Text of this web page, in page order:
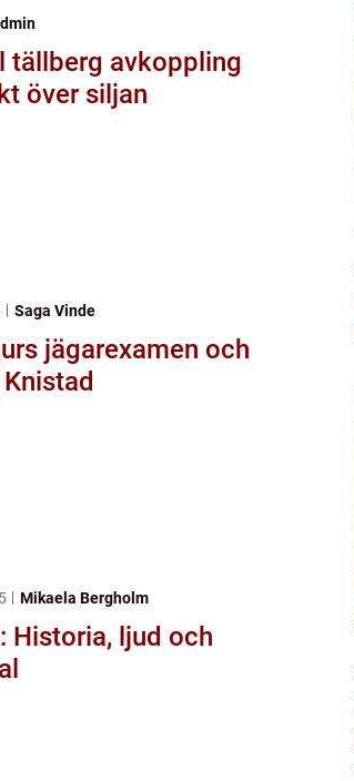
avkoppling
över siljan
Saga Vinde
jägarexamen och
Mikaela Bergholm
Historia, ljud och